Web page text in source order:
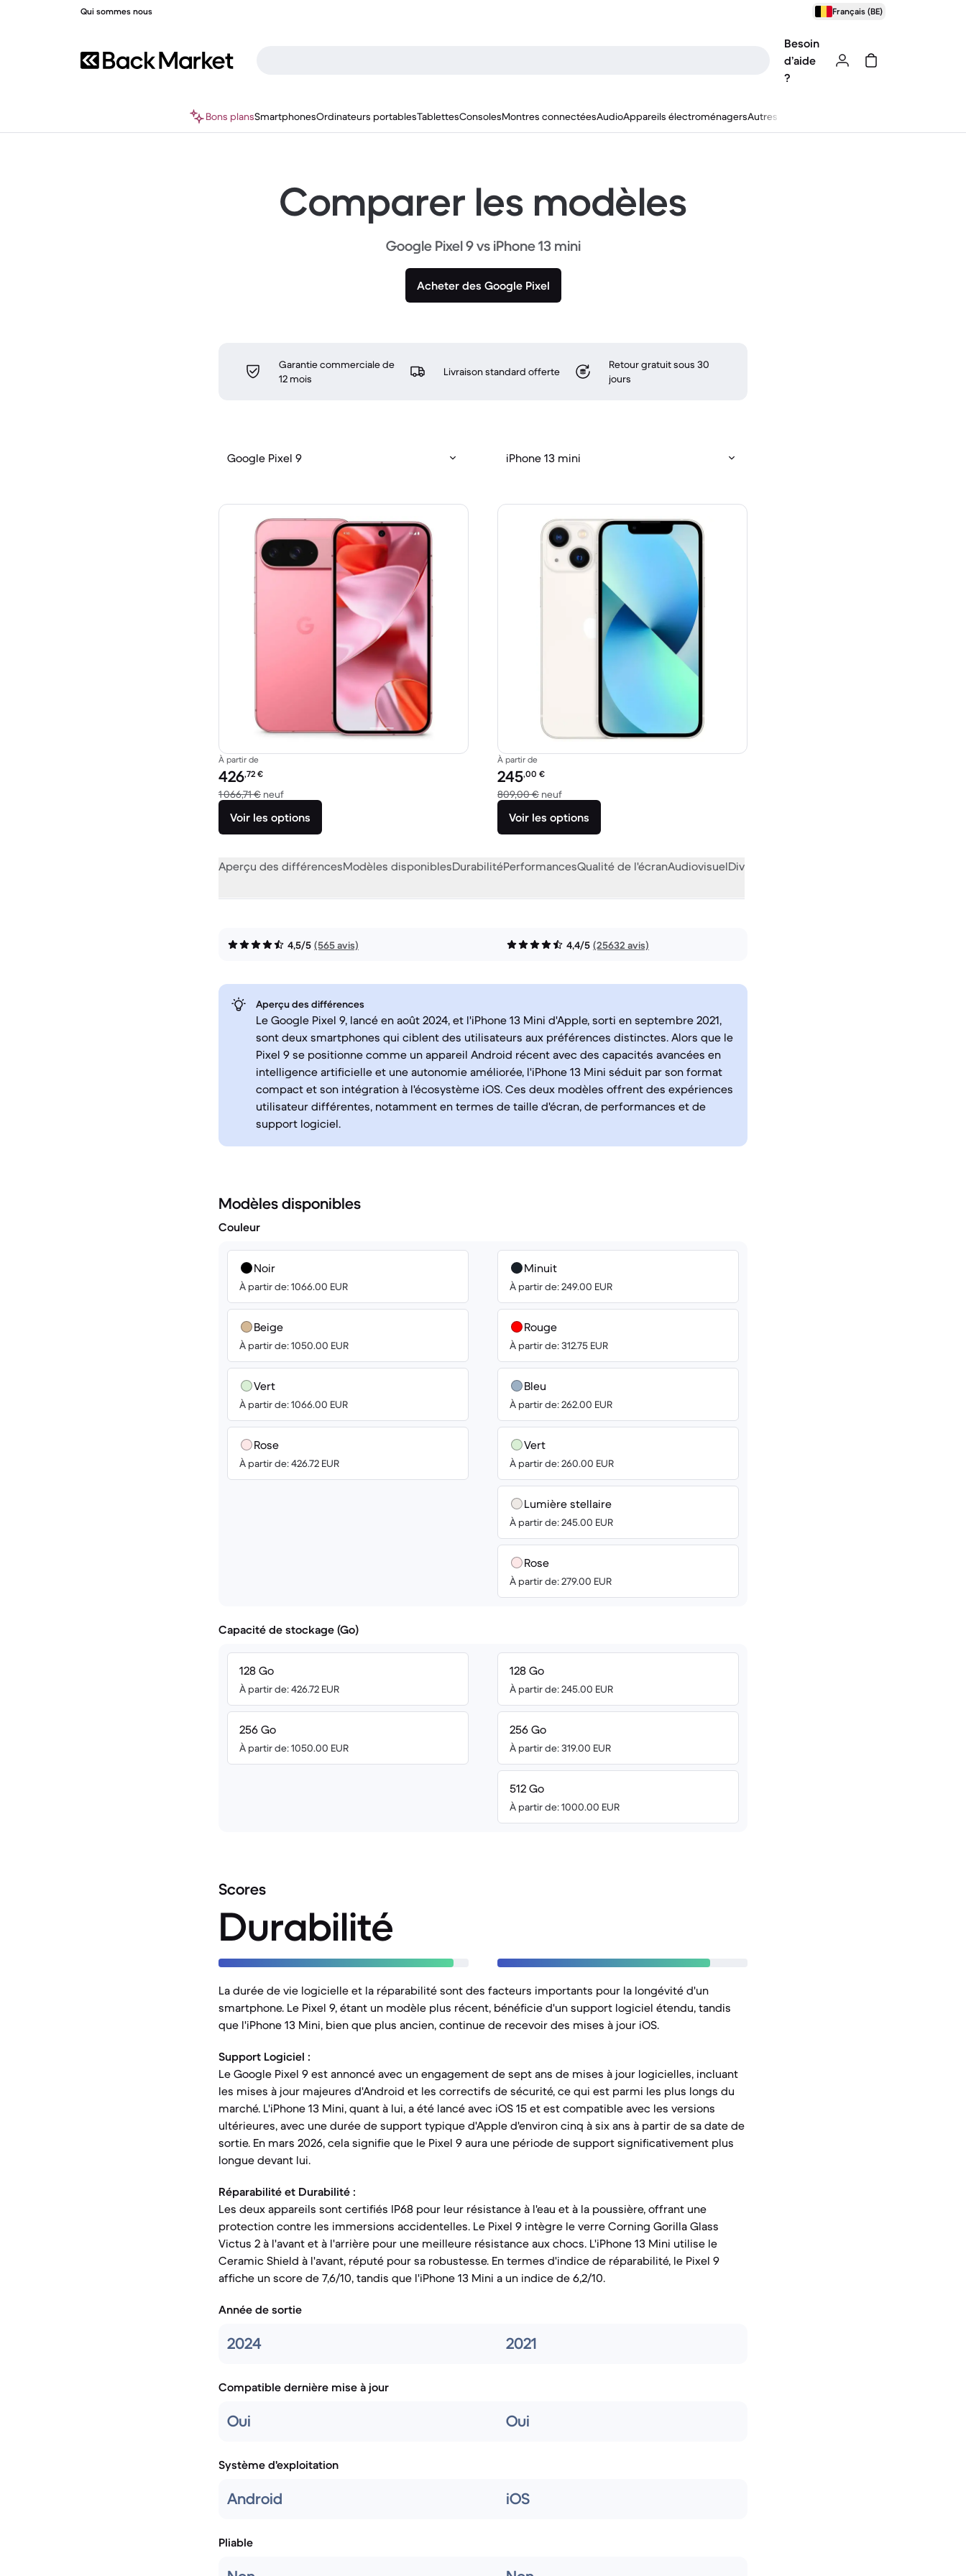
Qui sommes nous Français (BE)
Besoin
d’aide
?
Bons plansSmartphonesOrdinateurs portablesTablettesConsolesMontres connectéesAudioAppareils électroménagersAutres
Comparer les modèles
Google Pixel 9 vs iPhone 13 mini
Acheter des Google Pixel
Garantie commerciale de
12 mois
Livraison standard offerte
Retour gratuit sous 30
jours
Google Pixel 9 iPhone 13 mini
À partir de
Prix reconditionné :
426,72 €
1 066,71 € neufcontre 1 066,71 € neuf
Voir les options
À partir de
Prix reconditionné :
245,00 €
809,00 € neufcontre 809,00 € neuf
Voir les options
Aperçu des différencesModèles disponiblesDurabilitéPerformancesQualité de l'écranAudiovisuelDivers
4,5/5 (565 avis) 4,4/5 (25632 avis)
Aperçu des différences
Le Google Pixel 9, lancé en août 2024, et l'iPhone 13 Mini d'Apple, sorti en septembre 2021,
sont deux smartphones qui ciblent des utilisateurs aux préférences distinctes. Alors que le
Pixel 9 se positionne comme un appareil Android récent avec des capacités avancées en
intelligence artificielle et une autonomie améliorée, l'iPhone 13 Mini séduit par son format
compact et son intégration à l'écosystème iOS. Ces deux modèles offrent des expériences
utilisateur différentes, notamment en termes de taille d'écran, de performances et de
support logiciel.
Modèles disponibles
Couleur
Noir
À partir de: 1066.00 EUR
Beige
À partir de: 1050.00 EUR
Vert
À partir de: 1066.00 EUR
Rose
À partir de: 426.72 EUR
Minuit
À partir de: 249.00 EUR
Rouge
À partir de: 312.75 EUR
Bleu
À partir de: 262.00 EUR
Vert
À partir de: 260.00 EUR
Lumière stellaire
À partir de: 245.00 EUR
Rose
À partir de: 279.00 EUR
Capacité de stockage (Go)
128 Go
À partir de: 426.72 EUR
256 Go
À partir de: 1050.00 EUR
128 Go
À partir de: 245.00 EUR
256 Go
À partir de: 319.00 EUR
512 Go
À partir de: 1000.00 EUR
Scores
Durabilité
La durée de vie logicielle et la réparabilité sont des facteurs importants pour la longévité d'un
smartphone. Le Pixel 9, étant un modèle plus récent, bénéficie d'un support logiciel étendu, tandis
que l'iPhone 13 Mini, bien que plus ancien, continue de recevoir des mises à jour iOS.
Support Logiciel :
Le Google Pixel 9 est annoncé avec un engagement de sept ans de mises à jour logicielles, incluant
les mises à jour majeures d'Android et les correctifs de sécurité, ce qui est parmi les plus longs du
marché. L'iPhone 13 Mini, quant à lui, a été lancé avec iOS 15 et est compatible avec les versions
ultérieures, avec une durée de support typique d'Apple d'environ cinq à six ans à partir de sa date de
sortie. En mars 2026, cela signifie que le Pixel 9 aura une période de support significativement plus
longue devant lui.
Réparabilité et Durabilité :
Les deux appareils sont certifiés IP68 pour leur résistance à l'eau et à la poussière, offrant une
protection contre les immersions accidentelles. Le Pixel 9 intègre le verre Corning Gorilla Glass
Victus 2 à l'avant et à l'arrière pour une meilleure résistance aux chocs. L'iPhone 13 Mini utilise le
Ceramic Shield à l'avant, réputé pour sa robustesse. En termes d'indice de réparabilité, le Pixel 9
affiche un score de 7,6/10, tandis que l'iPhone 13 Mini a un indice de 6,2/10.
Année de sortie
2024 2021
Compatible dernière mise à jour
Oui Oui
Système d'exploitation
Android iOS
Pliable